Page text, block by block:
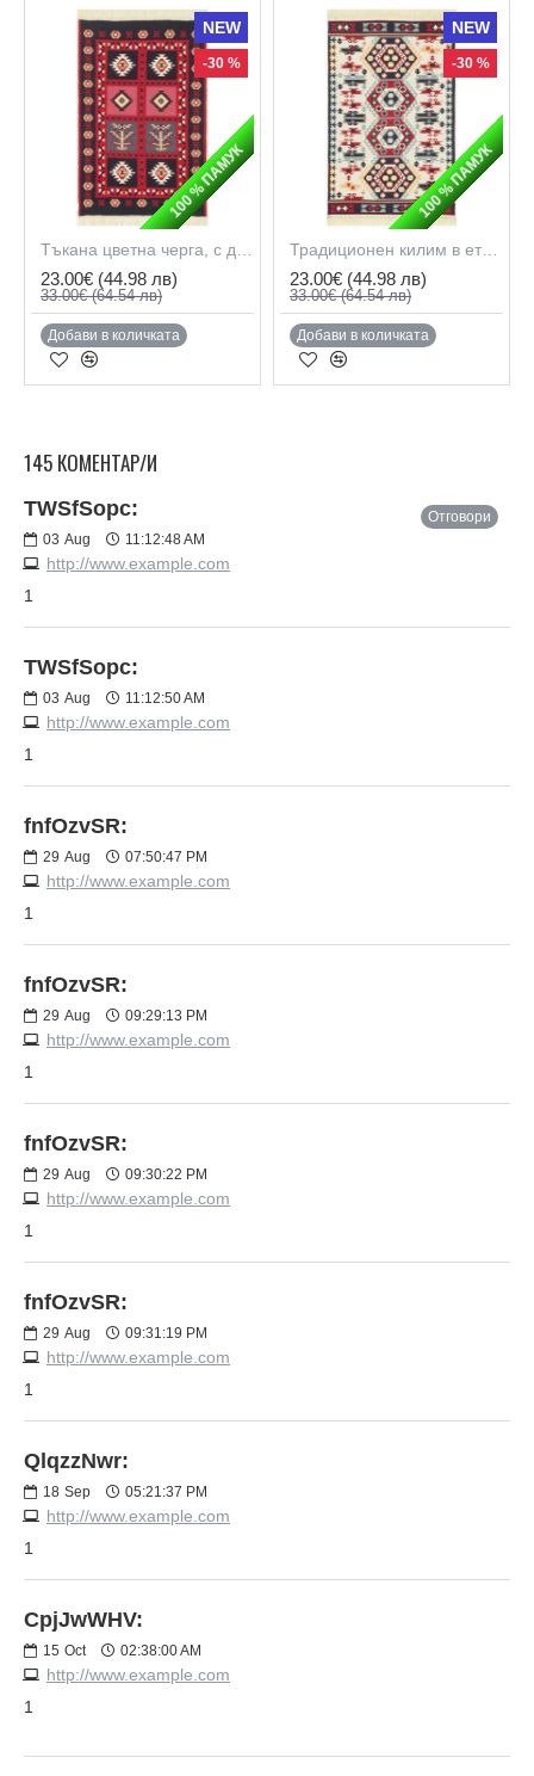
NEW
100 % ПАМУК
-30 %
23.00€ (44.98 лв)
33.00€(64.54 лв)
Добави в количката
NEW
100 % ПАМУК
-30 %
23.00€ (44.98 лв)
33.00€(64.54 лв)
Добави в количката
145 КОМЕНТАР/И
TWSfSopc:
03 Aug 11:12:48 AM
http://www.example.com
Отговори
1
TWSfSopc:
03 Aug 11:12:50 AM
http://www.example.com
1
fnfOzvSR:
29 Aug 07:50:47 PM
http://www.example.com
1
fnfOzvSR:
29 Aug 09:29:13 PM
http://www.example.com
1
fnfOzvSR:
29 Aug 09:30:22 PM
http://www.example.com
1
fnfOzvSR:
29 Aug 09:31:19 PM
http://www.example.com
1
QlqzzNwr:
18 Sep 05:21:37 PM
http://www.example.com
1
CpjJwWHV:
15 Oct 02:38:00 AM
http://www.example.com
1